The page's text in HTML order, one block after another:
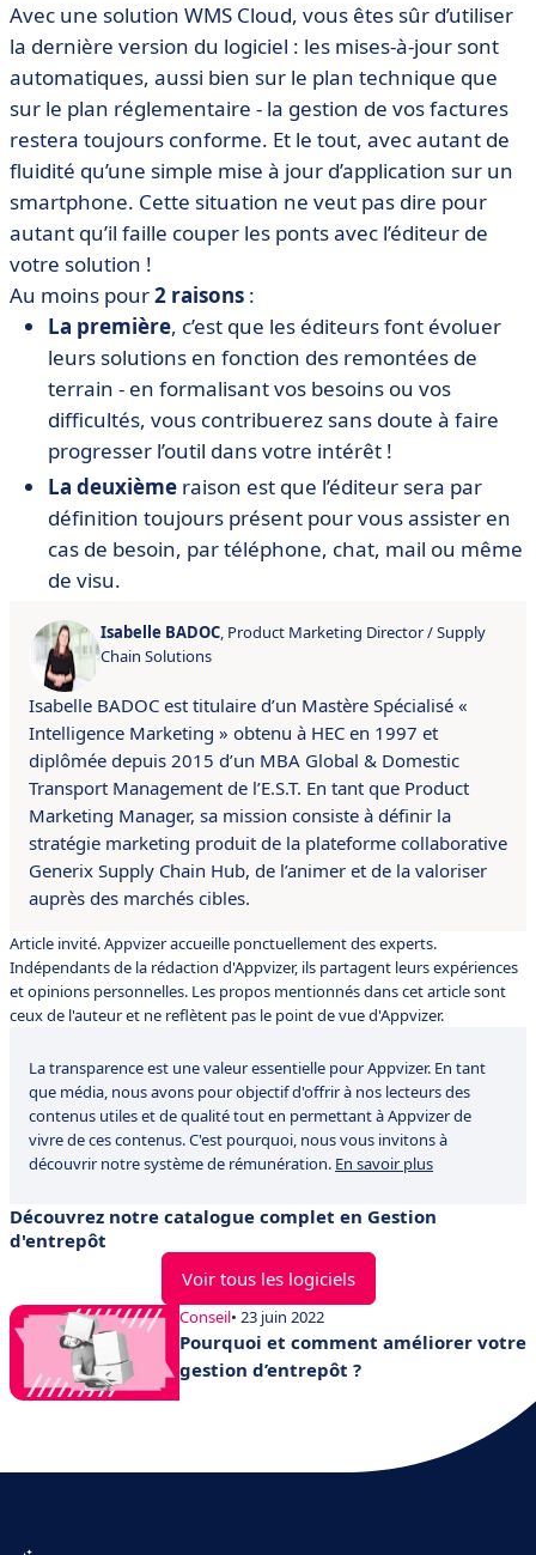
Avec une solution WMS Cloud, vous êtes sûr d’utiliser
la dernière version du logiciel : les mises-à-jour sont
automatiques, aussi bien sur le plan technique que
sur le plan réglementaire - la gestion de vos factures
restera toujours conforme. Et le tout, avec autant de
fluidité qu’une simple mise à jour d’application sur un
smartphone. Cette situation ne veut pas dire pour
autant qu’il faille couper les ponts avec l’éditeur de
votre solution !
Au moins pour2 raisons :
La première, c’est que les éditeurs font évoluer
leurs solutions en fonction des remontées de
terrain - en formalisant vos besoins ou vos
difficultés, vous contribuerez sans doute à faire
progresser l’outil dans votre intérêt !
La deuxième raison est que l’éditeur sera par
définition toujours présent pour vous assister en
cas de besoin, par téléphone, chat, mail ou même
de visu.
Isabelle BADOC, Product Marketing Director / Supply
Chain Solutions
Isabelle BADOC est titulaire d’un Mastère Spécialisé «
Intelligence Marketing » obtenu à HEC en 1997 et
diplômée depuis 2015 d’un MBA Global & Domestic
Transport Management de l’E.S.T. En tant que Product
Marketing Manager, sa mission consiste à définir la
stratégie marketing produit de la plateforme collaborative
Generix Supply Chain Hub, de l’animer et de la valoriser
auprès des marchés cibles.
Article invité. Appvizer accueille ponctuellement des experts.
Indépendants de la rédaction d'Appvizer, ils partagent leurs expériences
et opinions personnelles. Les propos mentionnés dans cet article sont
ceux de l'auteur et ne reflètent pas le point de vue d'Appvizer.
La transparence est une valeur essentielle pour Appvizer. En tant
que média, nous avons pour objectif d'offrir à nos lecteurs des
contenus utiles et de qualité tout en permettant à Appvizer de
vivre de ces contenus. C'est pourquoi, nous vous invitons à
découvrir notre système de rémunération. En savoir plus
Découvrez notre catalogue complet en Gestion
d'entrepôt
Voir tous les logiciels
Conseil• 23 juin 2022
Pourquoi et comment améliorer votre
gestion d’entrepôt ?